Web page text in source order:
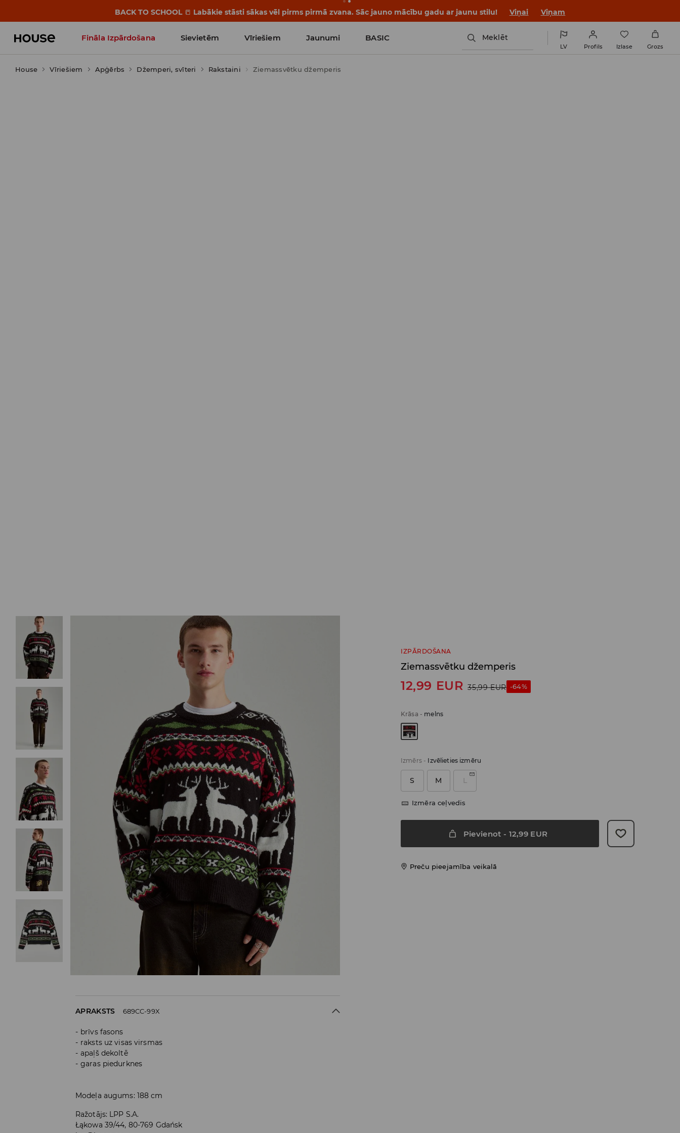
BACK TO SCHOOL 📒 Labākie stāsti sākas vēl pirms pirmā zvana. Sāc jauno mācību gadu ar jaunu stilu! Viņai Viņam
Fināla Izpārdošana Sievietēm Vīriešiem Jaunumi BASIC
Influencers' Faves
Meklēt
LV Profils Izlase Grozs
House Vīriešiem Apģērbs Džemperi, svīteri Rakstaini Ziemassvētku džemperis
IZPĀRDOŠANA
Ziemassvētku džemperis
12,99 EUR 35,99 EUR -64%
Krāsa - melns
Izmērs- Izvēlieties izmēru
S M L
Izmēra ceļvedis
Pievienot - 12,99 EUR
Preču pieejamība veikalā
APRAKSTS 689CC-99X
brīvs fasons
raksts uz visas virsmas
apaļš dekoltē
garas piedurknes
Modeļa augums: 188 cm
Ražotājs: LPP S.A.
Łąkowa 39/44, 80-769 Gdańsk